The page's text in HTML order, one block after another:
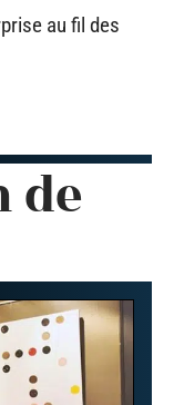
au fil des
de